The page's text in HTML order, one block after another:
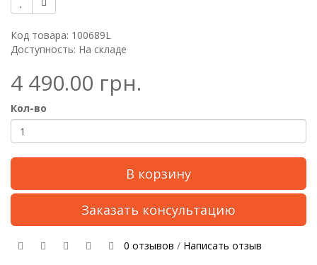
Код товара: 100689L
Доступность: На складе
4 490.00 грн.
Кол-во
В корзину
Заказать консультацию
0 отзывов / Написать отзыв